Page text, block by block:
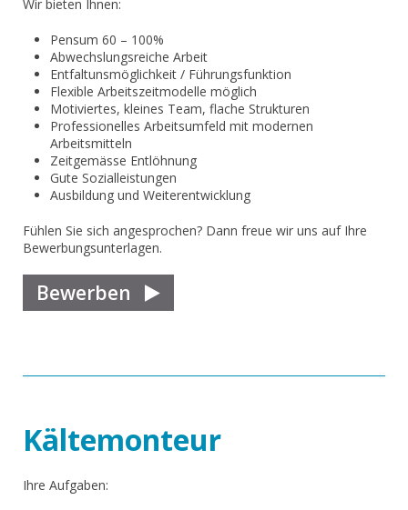
Wir bieten Ihnen:
Pensum 60 – 100%
Abwechslungsreiche Arbeit
Entfaltunsmöglichkeit / Führungsfunktion
Flexible Arbeitszeitmodelle möglich
Motiviertes, kleines Team, flache Strukturen
Professionelles Arbeitsumfeld mit modernen
Arbeitsmitteln
Zeitgemässe Entlöhnung
Gute Sozialleistungen
Ausbildung und Weiterentwicklung
Fühlen Sie sich angesprochen? Dann freue wir uns auf Ihre
Bewerbungsunterlagen.
Bewerben
Kältemonteur
Ihre Aufgaben: